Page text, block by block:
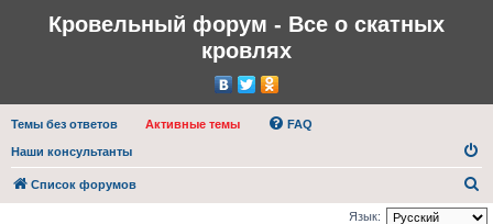
Кровельный форум - Все о скатных
кровлях
Темы без ответов Активные темы FAQ
Наши консультанты
Список форумов
о
Язык: